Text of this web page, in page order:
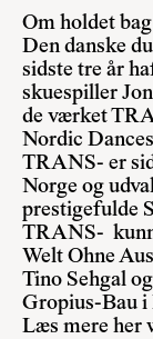
Om holdet
Den danske
sidste tre år
skuespiller
de værket
Nordic
TRANS- er
Norge og
prestigefulde
TRANS-
Welt Ohne
Tino Sehgal
Gropius-Bau i
Læs mere her